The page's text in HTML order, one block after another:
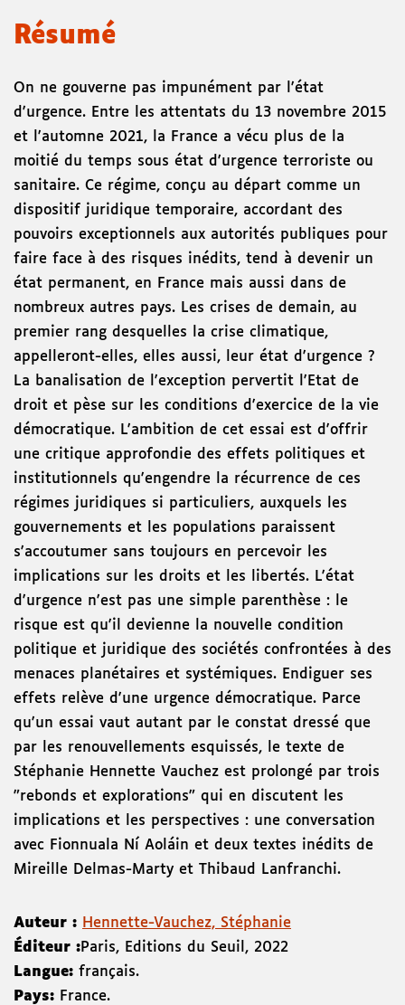
Résumé
On ne gouverne pas impunément par l'état
d'urgence. Entre les attentats du 13 novembre 2015
et l'automne 2021, la France a vécu plus de la
moitié du temps sous état d'urgence terroriste ou
sanitaire. Ce régime, conçu au départ comme un
dispositif juridique temporaire, accordant des
pouvoirs exceptionnels aux autorités publiques pour
faire face à des risques inédits, tend à devenir un
état permanent, en France mais aussi dans de
nombreux autres pays. Les crises de demain, au
premier rang desquelles la crise climatique,
appelleront-elles, elles aussi, leur état d'urgence ?
La banalisation de l'exception pervertit l'Etat de
droit et pèse sur les conditions d'exercice de la vie
démocratique. L'ambition de cet essai est d'offrir
une critique approfondie des effets politiques et
institutionnels qu'engendre la récurrence de ces
régimes juridiques si particuliers, auxquels les
gouvernements et les populations paraissent
s'accoutumer sans toujours en percevoir les
implications sur les droits et les libertés. L'état
d'urgence n'est pas une simple parenthèse : le
risque est qu'il devienne la nouvelle condition
politique et juridique des sociétés confrontées à des
menaces planétaires et systémiques. Endiguer ses
effets relève d'une urgence démocratique. Parce
qu'un essai vaut autant par le constat dressé que
par les renouvellements esquissés, le texte de
Stéphanie Hennette Vauchez est prolongé par trois
"rebonds et explorations" qui en discutent les
implications et les perspectives : une conversation
avec Fionnuala Ní Aoláin et deux textes inédits de
Mireille Delmas-Marty et Thibaud Lanfranchi.
Auteur : Hennette-Vauchez, Stéphanie
Éditeur :Paris, Editions du Seuil , 2022
Langue: français.
Pays: France.